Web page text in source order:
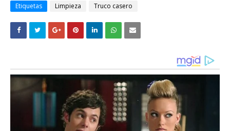
Etiquetas Limpieza Truco casero